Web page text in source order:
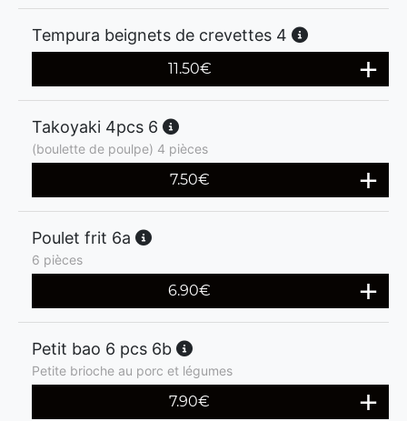
Tempura beignets de crevettes 4
11.50€
Takoyaki 4pcs 6
(boulette de poulpe) 4 pièces
7.50€
Poulet frit 6a
6 pièces
6.90€
Petit bao 6 pcs 6b
Petite brioche au porc et légumes
7.90€